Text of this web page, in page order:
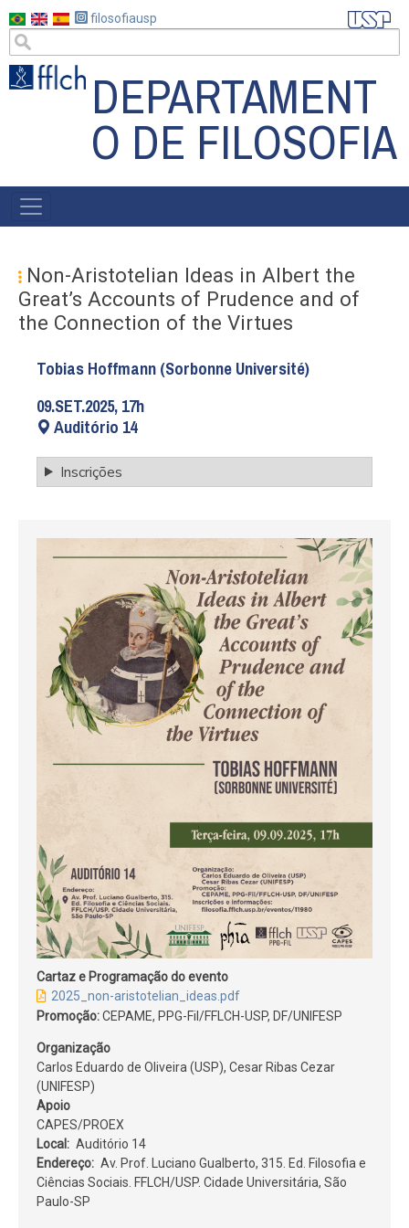
para
conteúdo
principal
filosofiausp
DEPARTAMENT
O DE FILOSOFIA
MAIN
Non-Aristotelian Ideas in Albert the
Great’s Accounts of Prudence and of
the Connection of the Virtues
Tobias Hoffmann (Sorbonne Université)
09.SET.2025, 17h
Auditório 14
Inscrições
Cartaz e Programação do evento
2025_non-aristotelian_ideas.pdf
Promoção:CEPAME, PPG-Fil/FFLCH-USP, DF/UNIFESP
Organização
Carlos Eduardo de Oliveira (USP), Cesar Ribas Cezar
(UNIFESP)
Apoio
CAPES/PROEX
Local
Auditório 14
Endereço
Av. Prof. Luciano Gualberto, 315. Ed. Filosofia e
Ciências Sociais. FFLCH/USP. Cidade Universitária, São
Paulo-SP